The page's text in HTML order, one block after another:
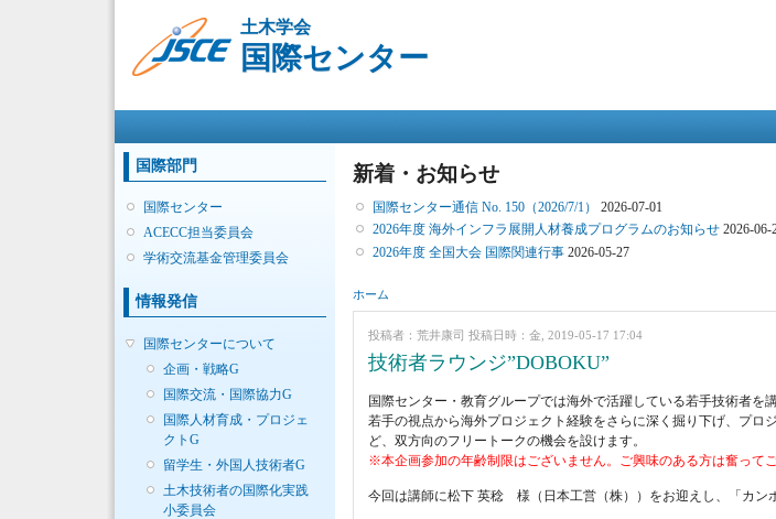
動
土木学会
国際センター
国際部門
国際センター
ACECC担当委員会
学術交流基金管理委員会
情報発信
国際センターについて
企画・戦略G
国際交流・国際協力G
国際人材育成・プロジェ
クトG
留学生・外国人技術者G
土木技術者の国際化実践
小委員会
新着・お知らせ
国際センター通信 No. 150（2026/7/1）
2026-07-01
2026年度 海外インフラ展開人材養成プログラムのお知らせ 2026-06-
2026年度 全国大会 国際関連行事 2026-05-27
現在地
ホーム
投稿者：荒井康司 投稿日時：金, 2019-05-17 17:04
技術者ラウンジ”DOBOKU”
国際センター・教育グループでは海外で活躍している若手技術者を
若手の視点から海外プロジェクト経験をさらに深く掘り下げ、プ
ど、双方向のフリートークの機会を設けます。
※本企画参加の年齢制限はございません。ご興味のある方は奮って
今回は講師に松下 英稔 様（日本工営（株））をお迎えし、「カン